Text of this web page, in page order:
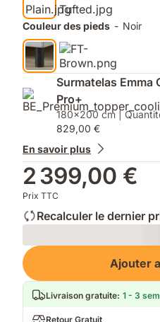
Couleur des pieds - Noir
Surmatelas Emma
Pro+
180x200 cm |
829,00 €
En savoir plus
2 399,00 €
Prix TTC
Recalculer le dernier
Loading
Ajouter
Livraison gratuite: 1 - 3
Retour Gratuit